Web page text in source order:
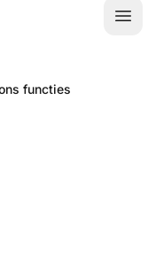
functies